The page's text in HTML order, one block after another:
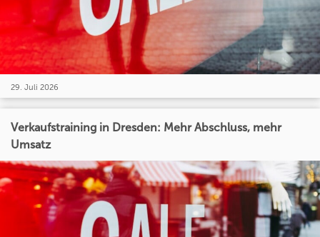
29. Juli 2026
Verkaufstraining in Dresden: Mehr Abschluss, mehr
Umsatz